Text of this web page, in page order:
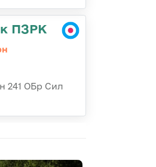
ПЗРК
241 ОБр Сил